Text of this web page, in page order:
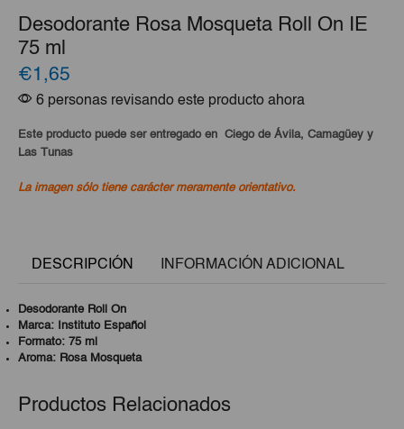
Desodorante Rosa Mosqueta Roll On IE
75 ml
€1,65
6 personas revisando este producto ahora
Este producto puede ser entregado en Ciego de Ávila, Camagüey y
Las Tunas
La imagen sólo tiene carácter meramente orientativo.
DESCRIPCIÓN INFORMACIÓN ADICIONAL
Desodorante Roll On
Marca: Instituto Español
Formato: 75 ml
Aroma: Rosa Mosqueta
Productos Relacionados